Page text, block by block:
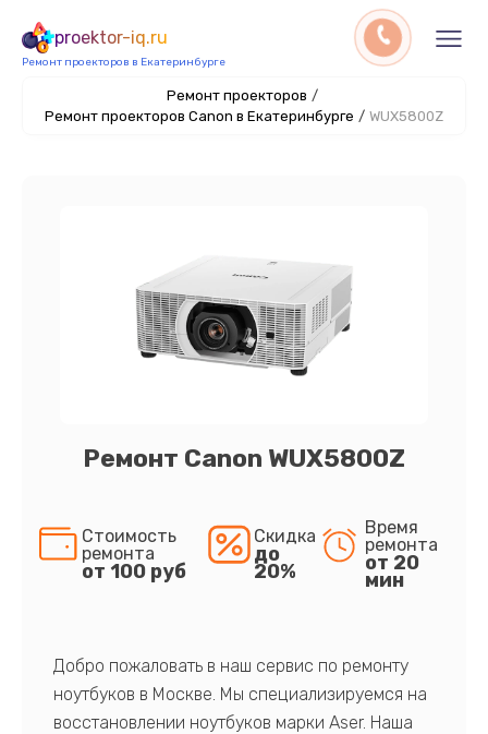
proektor-iq.ru
Ремонт проекторов в Екатеринбурге
Ремонт проекторов /
Ремонт проекторов Canon в Екатеринбурге / WUX5800Z
Ремонт Canon WUX5800Z
Стоимость
ремонта
от 100 руб
Скидка
до
20%
Время
ремонта
от 20
мин
Добро пожаловать в наш сервис по ремонту
ноутбуков в Москве. Мы специализируемся на
восстановлении ноутбуков марки Aser. Наша